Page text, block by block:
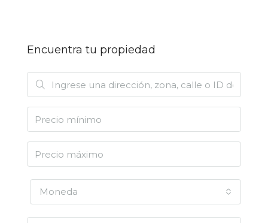
Encuentra tu propiedad
Moneda